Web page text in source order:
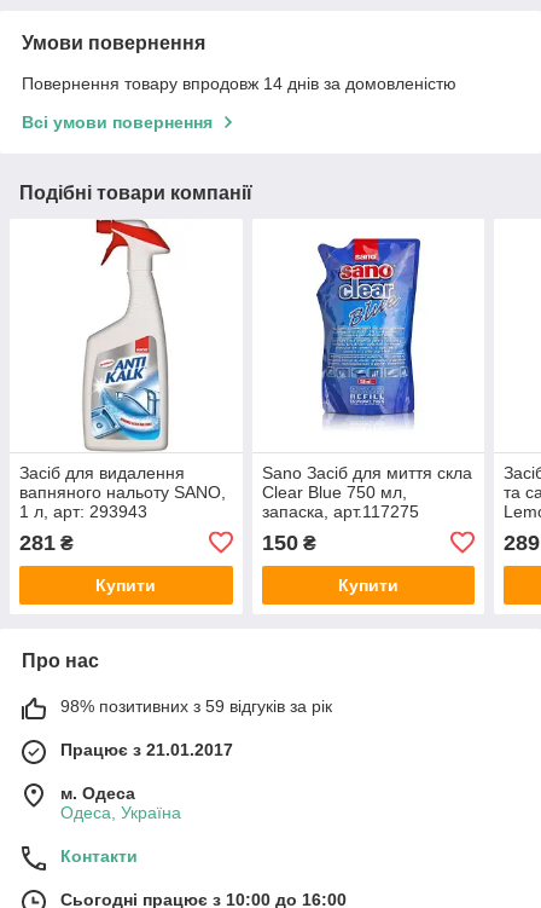
Умови повернення
Повернення товару впродовж 14 днів за домовленістю
Всі умови повернення
Подібні товари компанії
Засіб для видалення
вапняного нальоту SANO,
1 л, арт: 293943
281 ₴
Купити
Sano Засіб для миття скла
Clear Blue 750 мл,
запаска, арт.117275
150₴
Купити
та
289
Про нас
98% позитивних з 59 відгуків за рік
Працює з 21.01.2017
м. Одеса
Одеса, Україна
Контакти
Сьогодні працює з 10:00 до 16:00